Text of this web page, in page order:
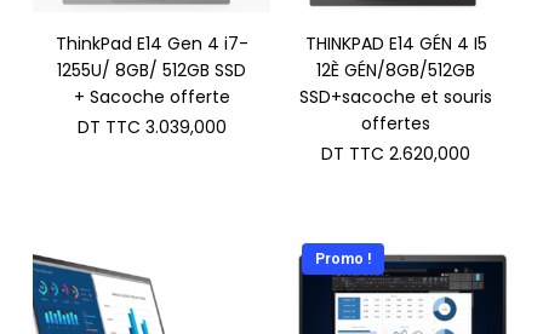
ThinkPad E14 Gen 4 i7-
1255U/ 8GB/ 512GB SSD
+ Sacoche offerte
DT TTC 3.039,000
THINKPAD E14 GÉN 4 I5
12È GÉN/8GB/512GB
SSD+sacoche et souris
offertes
DT TTC 2.620,000
Promo !